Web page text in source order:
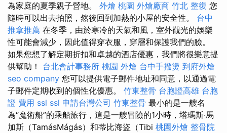
為家庭的夏季親子營地。 外燴 桃園 外燴廠商 竹北 整復 您
隨時可以出去拍照，然後回到加熱的小屋的安全性。 台中
推拿推薦 在冬季，由於寒冷的天氣和風，室外觀光的娛樂
性可能會減少，因此值得穿衣服，穿層和保護我們的臉。
如果您想了解定期折扣和卓越的酒店優惠，我們將很樂意提
供幫助！ 台北會計事務所 桃園 外燴 台中手撥燙 到府外燴
seo company 您可以提供電子郵件地址和同意，以通過電
子郵件定期收到的個性化優惠。 竹東整骨 台胞證高雄 台胞
證 費用 ssl ssl 申請台灣公司 竹東整骨 最小的是一艘名
為“魔術船”的乘船旅行，這是一艘冒險的1小時，塔瑪斯·馬
加斯（TamásMágás）和蒂比海盜（Tibi 桃園外燴 整骨院